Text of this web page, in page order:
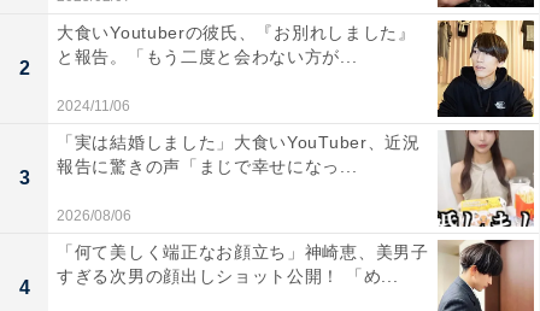
2
大食いYoutuberの彼氏、『お別れしました』
と報告。「もう二度と会わない方が...
2024/11/06
3
「実は結婚しました」大食いYouTuber、近況
報告に驚きの声「まじで幸せになっ...
2026/08/06
4
「何て美しく端正なお顔立ち」神崎恵、美男子
すぎる次男の顔出しショット公開！ 「め...